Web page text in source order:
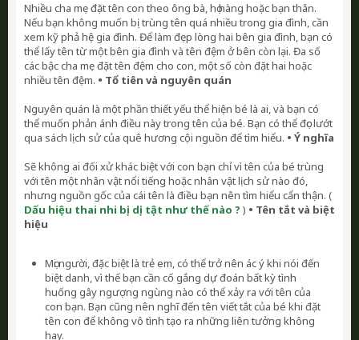
Nhiều cha mẹ đặt tên con theo ông bà, họ hàng hoặc bạn thân.
Nếu bạn không muốn bị trùng tên quá nhiều trong gia đình, cần
xem kỹ phả hệ gia đình. Để làm đẹp lòng hai bên gia đình, bạn có
thể lấy tên từ một bên gia đình và tên đệm ở bên còn lại. Đa số
các bậc cha mẹ đặt tên đệm cho con, một số còn đặt hai hoặc
nhiều tên đệm. • Tổ tiên và nguyên quán
Nguyên quán là một phần thiết yếu thể hiện bé là ai, và bạn có
thể muốn phản ánh điều này trong tên của bé. Bạn có thể đọc lướt
qua sách lịch sử của quê hương cội nguồn để tìm hiểu. • Ý nghĩa
Sẽ không ai đối xử khác biệt với con bạn chỉ vì tên của bé trùng
với tên một nhân vật nổi tiếng hoặc nhân vật lịch sử nào đó,
nhưng nguồn gốc của cái tên là điều bạn nên tìm hiểu cẩn thận. (
Dấu hiệu thai nhi bị dị tật như thế nào ? ) • Tên tắt và biệt
hiệu
Mọi người, đặc biệt là trẻ em, có thể trở nên ác ý khi nói đến
biệt danh, vì thế bạn cần cố gắng dự đoán bất kỳ tình
huống gây ngượng ngùng nào có thể xảy ra với tên của
con bạn. Bạn cũng nên nghĩ đến tên viết tắt của bé khi đặt
tên con để không vô tình tạo ra những liên tưởng không
hay.